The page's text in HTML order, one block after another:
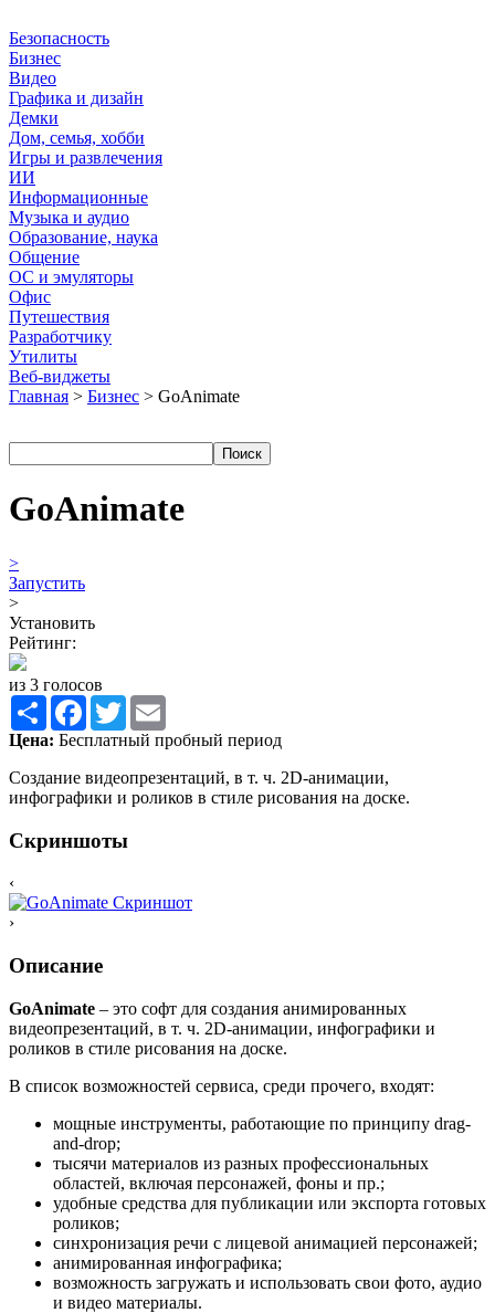
Безопасность
Бизнес
Видео
Графика и дизайн
Демки
Дом, семья, хобби
Игры и развлечения
ИИ
Информационные
Музыка и аудио
Образование, наука
Общение
ОС и эмуляторы
Офис
Путешествия
Разработчику
Утилиты
Веб-виджеты
Главная > Бизнес > GoAnimate
GoAnimate
>
Запустить
>
Установить
Рейтинг:
из 3 голосов
Share Facebook
Twitter
Цена: Бесплатный пробный период
Создание видеопрезентаций, в т. ч. 2D-анимации,
инфографики и роликов в стиле рисования на доске.
Скриншоты
‹
›
Описание
GoAnimate – это софт для создания анимированных
видеопрезентаций, в т. ч. 2D-анимации, инфографики и
роликов в стиле рисования на доске.
В список возможностей сервиса, среди прочего, входят:
мощные инструменты, работающие по принципу drag-
and-drop;
тысячи материалов из разных профессиональных
областей, включая персонажей, фоны и пр.;
удобные средства для публикации или экспорта готовых
роликов;
синхронизация речи с лицевой анимацией персонажей;
анимированная инфографика;
возможность загружать и использовать свои фото, аудио
и видео материалы.